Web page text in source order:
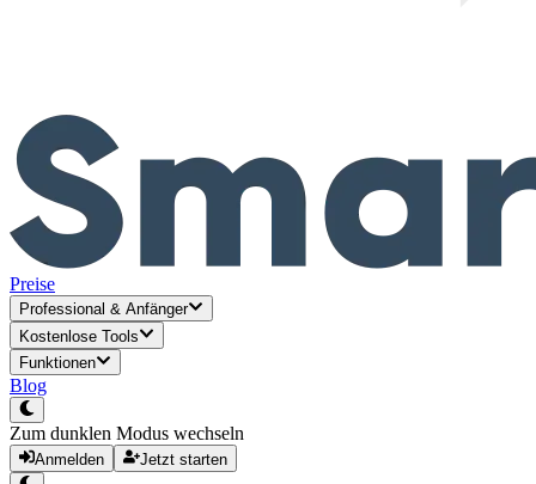
Preise
Professional & Anfänger
Kostenlose Tools
Funktionen
Blog
Zum dunklen Modus wechseln
Anmelden Jetzt starten